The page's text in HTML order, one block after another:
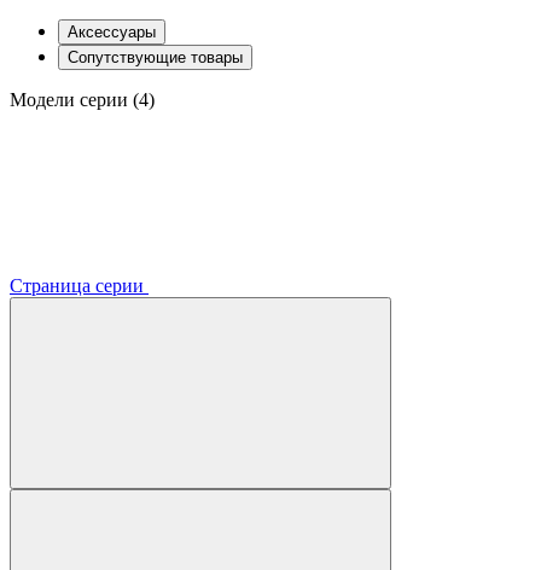
Аксессуары
Сопутствующие товары
Модели серии (4)
Страница серии